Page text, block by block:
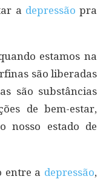
a depressão pra
estamos na
são liberadas
são substâncias
de bem-estar,
nosso estado de
entre a depressão,